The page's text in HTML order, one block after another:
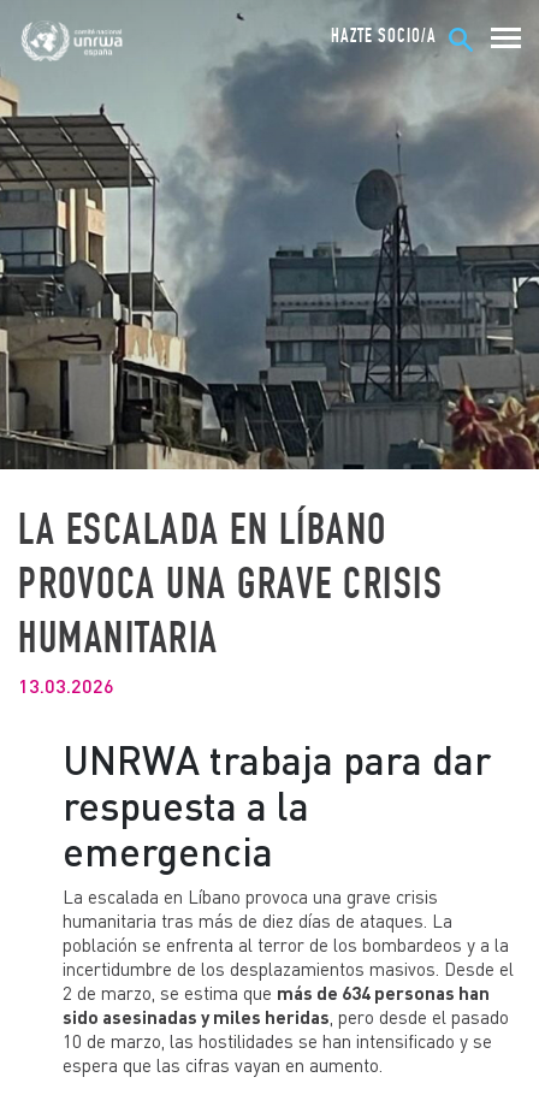
HAZTE SOCIO/A
LA ESCALADA EN LÍBANO
PROVOCA UNA GRAVE CRISIS
HUMANITARIA
13.03.2026
UNRWA trabaja para dar
respuesta a la
emergencia
La escalada en Líbano provoca una grave crisis
humanitaria tras más de diez días de ataques. La
población se enfrenta al terror de los bombardeos y a la
incertidumbre de los desplazamientos masivos. Desde el
2 de marzo, se estima que más de 634 personas han
sido asesinadas y miles heridas , pero desde el pasado
10 de marzo, las hostilidades se han intensificado y se
espera que las cifras vayan en aumento.